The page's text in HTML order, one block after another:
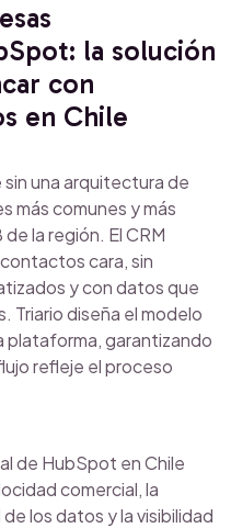
la solución
con
en Chile
una arquitectura de
más comunes y más
la región. El CRM
cara, sin
y con datos que
Triario diseña el modelo
plataforma, garantizando
refleje el proceso
de HubSpot en Chile
comercial, la
los datos y la visibilidad